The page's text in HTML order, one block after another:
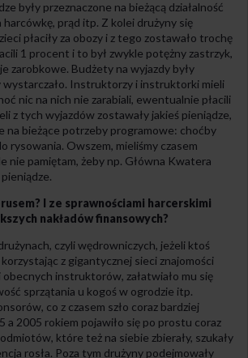
były przeznaczone na bieżącą działalność
harcówkę, prąd itp. Z kolei drużyny się
płaciły za obozy i z tego zostawało trochę
1 procent i to był zwykle potężny zastrzyk,
zarobkowe. Budżety na wyjazdy były
wystarczało. Instruktorzy i instruktorki mieli
nic na nich nie zarabiali, ewentualnie płacili
z tych wyjazdów zostawały jakieś pieniądze,
na bieżące potrzeby programowe: choćby
rysowania. Owszem, mieliśmy czasem
nie pamiętam, żeby np. Główna Kwatera
pieniądze.
I ze sprawnościami harcerskimi
nakładów finansowych?
czyli wędrowniczych, jeżeli ktoś
z gigantycznej sieci znajomości
obecnych instruktorów, załatwiało mu się
sprzątania u kogoś w ogrodzie itp.
co z czasem szło coraz bardziej
a 2005 rokiem pojawiło się po prostu coraz
które też na siebie zbierały, szukały
rosła. Poza tym drużyny podejmowały